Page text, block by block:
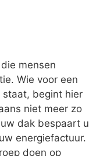
mensen
Wie voor een
begint hier
niet meer zo
dak bespaart u
energiefactuur.
doen op